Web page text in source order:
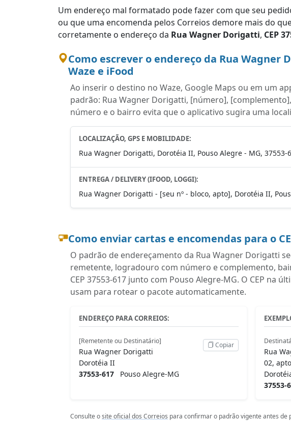
Um endereço mal formatado pode fazer com que seu
ou que uma encomenda pelos Correios demore mais do
corretamente o endereço da Rua Wagner Dorigatti, CEP
Como escrever o endereço da Rua Wagner
Waze e iFood
Ao inserir o destino no Waze, Google Maps ou em um
padrão: Rua Wagner Dorigatti, [número],
número e o bairro evita que o aplicativo sugira uma
LOCALIZAÇÃO, GPS E MOBILIDADE:
Rua Wagner Dorigatti, Dorotéia II, Pouso Alegre - MG, 37553-
ENTREGA / DELIVERY (IFOOD, LOGGI):
Rua Wagner Dorigatti - [seu nº - bloco, apto], Dorotéia II,
Como enviar cartas e encomendas para o
O padrão de endereçamento da Rua Wagner Dorigatti
remetente, logradouro com número e complemento,
CEP 37553-617 junto com Pouso Alegre-MG. O CEP na
usam para rotear o pacote automaticamente.
ENDEREÇO PARA CORREIOS:
[Remetente ou Destinatário]
Rua Wagner Dorigatti
Dorotéia II
37553-617 Pouso Alegre-MG
Copiar
Rua
02,
37553-
Consulte osite oficial dos Correios para confirmar o padrão vigente antes de